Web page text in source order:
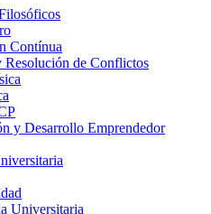
Contínua
Resolución de Conflictos
y Desarrollo Emprendedor
Universitaria